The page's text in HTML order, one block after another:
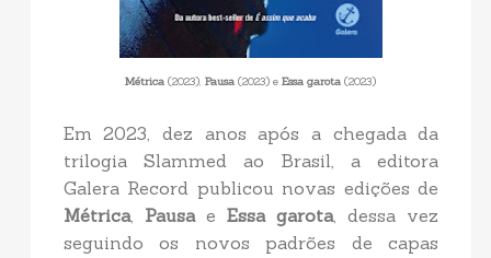
Métrica(2023),Pausa(2023) eEssa garota (2023)
Em 2023, dez anos após a chegada da
trilogia Slammed ao Brasil, a editora
Galera Record publicou novas edições de
Métrica, Pausa e Essa garota, dessa vez
seguindo os novos padrões de capas